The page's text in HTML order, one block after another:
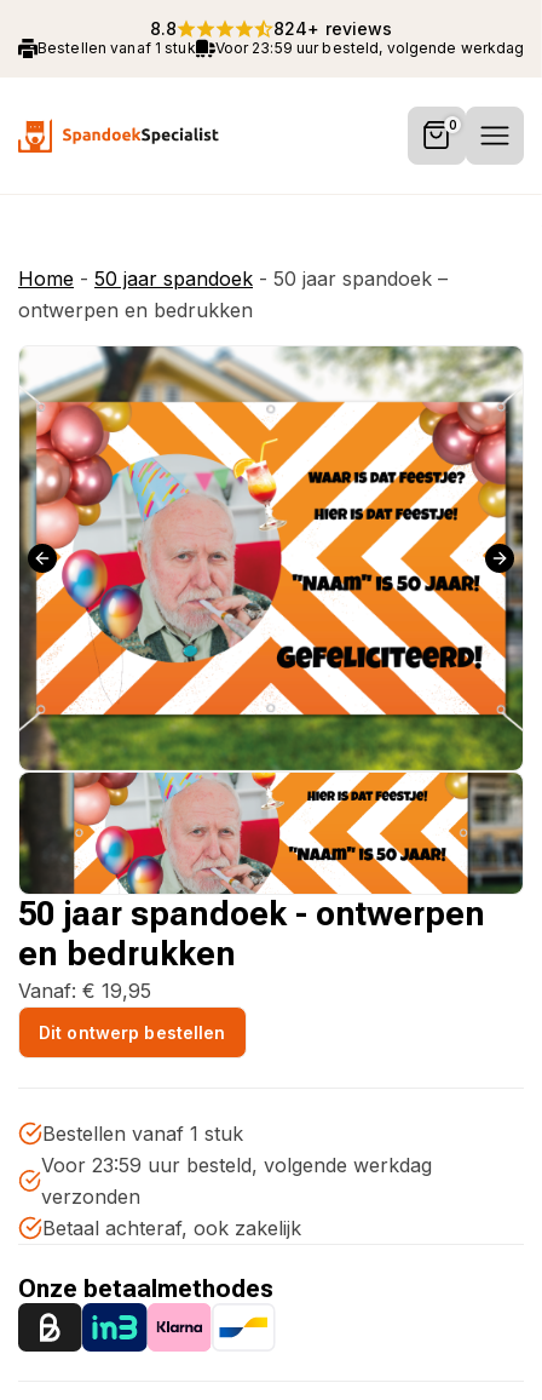
Bestellen vanaf 1 stuk Voor 23:59 uur besteld, volgende werkdag
8.8 824+ reviews
0
Home - 50 jaar spandoek - 50 jaar spandoek –
ontwerpen en bedrukken
50 jaar spandoek - ontwerpen
en bedrukken
Vanaf: € 19,95
Dit ontwerp bestellen
Bestellen vanaf 1 stuk
Voor 23:59 uur besteld, volgende werkdag
verzonden
Betaal achteraf, ook zakelijk
Onze betaalmethodes